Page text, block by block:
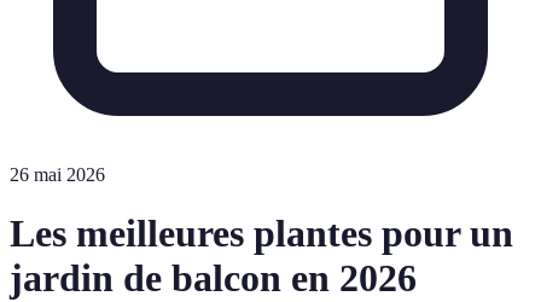
26 mai 2026
Les meilleures plantes pour un
jardin de balcon en 2026